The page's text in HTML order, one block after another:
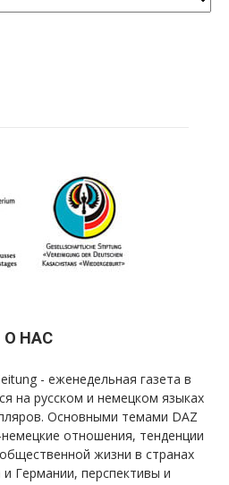
О НАС
- еженедельная газета в
на русском и немецком языках
Основными темами DAZ
отношения, тенденции
жизни в странах
Германии, перспективы и